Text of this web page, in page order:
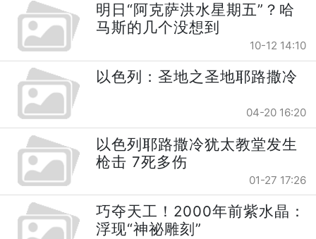
明日“阿克萨洪水星期五”？哈
马斯的几个没想到
10-12 14:10
以色列：圣地之圣地耶路撒冷
04-20 16:20
以色列耶路撒冷犹太教堂发生
枪击 7死多伤
01-27 17:26
巧夺天工！2000年前紫水晶：
浮现“神祕雕刻”